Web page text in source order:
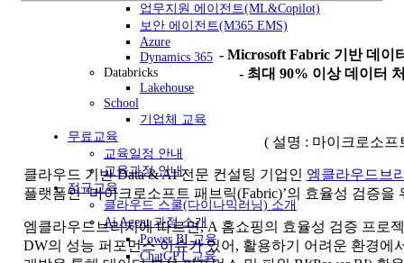
업무지원 에이전트(ML&Copilot)
보안 에이전트(M365 EMS)
Azure
Dynamics 365
Databricks
Lakehouse
School
기업체 교육
무료교육
교육일정 안내
교육과정 안내
정규교육
클라우드 스쿨(다이나믹러닝) 소개
Ai Agent 과정 소개
Power BI 교육
ChatGPT 교육
- Microsoft Fabric 기반 데이
- 최대 90% 이상 데이터
( 설명 : 마이크로소
클라우드 기반 Data & AI 전문 컨설팅 기업인 엠클라우드브
플랫폼인 ‘마이크로소프트 패브릭(Fabric)’의 효율성 검증
엠클라우드브리지에 따르면, A 홈쇼핑의 효율성 검증 프로
DW의 성능 퍼포먼스 이슈가 있어, 활용하기 어려운 환경